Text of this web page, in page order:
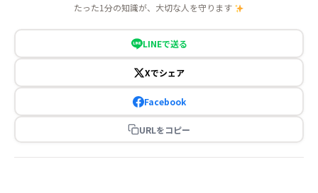
たった1分の知識が、大切な人を守ります
LINEで送る
Xでシェア
Facebook
URLをコピー